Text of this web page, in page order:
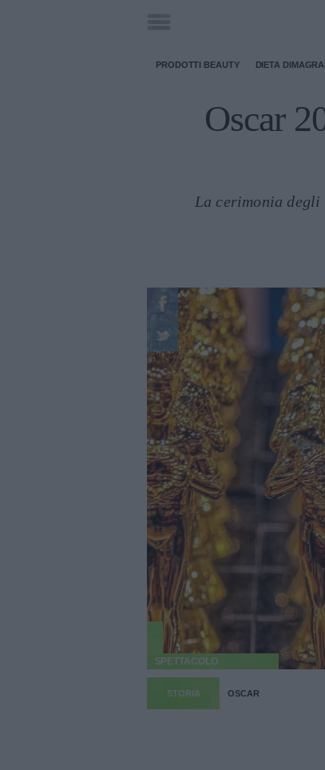
PRODOTTI BEAUTY DIETA
Oscar
La cerimonia
SPETTACOLO
STORIA OSCAR